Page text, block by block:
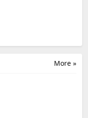
More »